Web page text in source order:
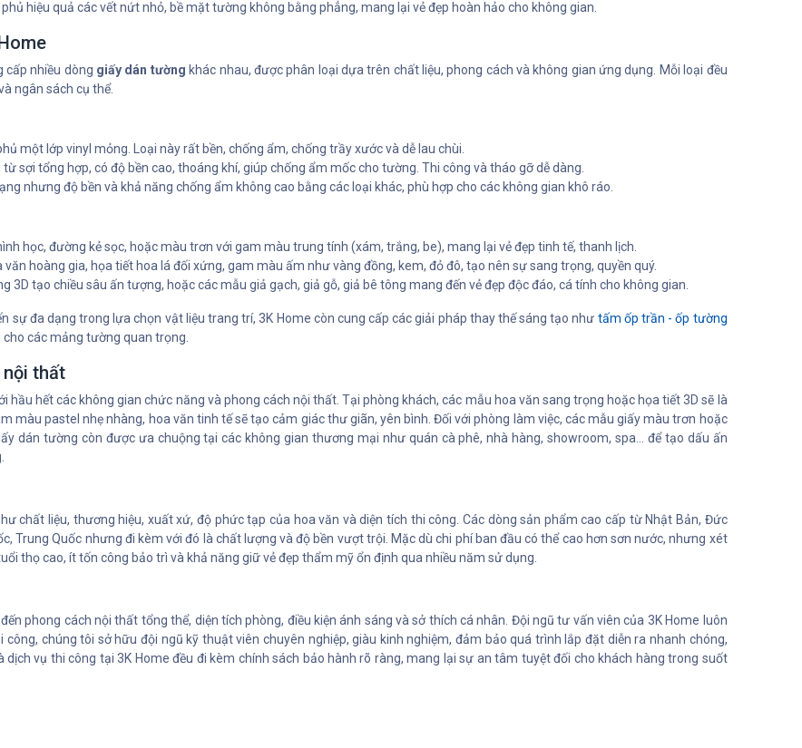
hiệu quả các vết nứt nhỏ, bề mặt tường không bằng phẳng, mang lại vẻ đẹp hoàn hảo cho không gian.
cấp nhiều dòng giấy dán tường khác nhau, được phân loại dựa trên chất liệu, phong cách và không gian ứng dụng. Mỗi loại đều
ngân sách cụ thể.
một lớp vinyl mỏng. Loại này rất bền, chống ẩm, chống trầy xước và dễ lau chùi.
sợi tổng hợp, có độ bền cao, thoáng khí, giúp chống ẩm mốc cho tường. Thi công và tháo gỡ dễ dàng.
nhưng độ bền và khả năng chống ẩm không cao bằng các loại khác, phù hợp cho các không gian khô ráo.
học, đường kẻ sọc, hoặc màu trơn với gam màu trung tính (xám, trắng, be), mang lại vẻ đẹp tinh tế, thanh lịch.
văn hoàng gia, họa tiết hoa lá đối xứng, gam màu ấm như vàng đồng, kem, đỏ đô, tạo nên sự sang trọng, quyền quý.
3D tạo chiều sâu ấn tượng, hoặc các mẫu giả gạch, giả gỗ, giả bê tông mang đến vẻ đẹp độc đáo, cá tính cho không gian.
sự đa dạng trong lựa chọn vật liệu trang trí, 3K Home còn cung cấp các giải pháp thay thế sáng tạo như tấm ốp trần - ốp tường
các mảng tường quan trọng.
thất
hầu hết các không gian chức năng và phong cách nội thất. Tại phòng khách, các mẫu hoa văn sang trọng hoặc họa tiết 3D sẽ là
màu pastel nhẹ nhàng, hoa văn tinh tế sẽ tạo cảm giác thư giãn, yên bình. Đối với phòng làm việc, các mẫu giấy màu trơn hoặc
dán tường còn được ưa chuộng tại các không gian thương mại như quán cà phê, nhà hàng, showroom, spa... để tạo dấu ấn
chất liệu, thương hiệu, xuất xứ, độ phức tạp của hoa văn và diện tích thi công. Các dòng sản phẩm cao cấp từ Nhật Bản, Đức
Trung Quốc nhưng đi kèm với đó là chất lượng và độ bền vượt trội. Mặc dù chi phí ban đầu có thể cao hơn sơn nước, nhưng xét
thọ cao, ít tốn công bảo trì và khả năng giữ vẻ đẹp thẩm mỹ ổn định qua nhiều năm sử dụng.
phong cách nội thất tổng thể, diện tích phòng, điều kiện ánh sáng và sở thích cá nhân. Đội ngũ tư vấn viên của 3K Home luôn
chúng tôi sở hữu đội ngũ kỹ thuật viên chuyên nghiệp, giàu kinh nghiệm, đảm bảo quá trình lắp đặt diễn ra nhanh chóng,
vụ thi công tại 3K Home đều đi kèm chính sách bảo hành rõ ràng, mang lại sự an tâm tuyệt đối cho khách hàng trong suốt